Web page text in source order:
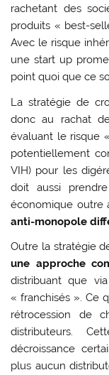
rachetant des
produits « best-
Avec le risque
une start up
point quoi que ce
La stratégie de
donc au rachat
évaluant le risque
potentiellement
VIH) pour les
doit aussi
économique outre
anti-monopole
Outre la stratégie
une approche
distribuant que
« franchisés ». Ce
rétrocession de
distributeurs.
décroissance
plus aucun